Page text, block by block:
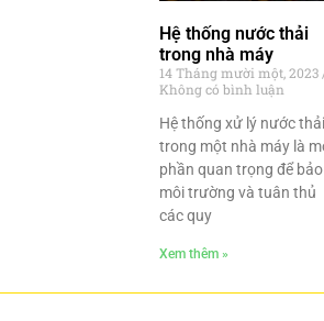
Hệ thống nước thải
trong nhà máy
14 Tháng mười một, 2023
Không có bình luận
Hệ thống xử lý nước thải
trong một nhà máy là
phần quan trọng để
môi trường và tuân thủ
các quy
Xem thêm »